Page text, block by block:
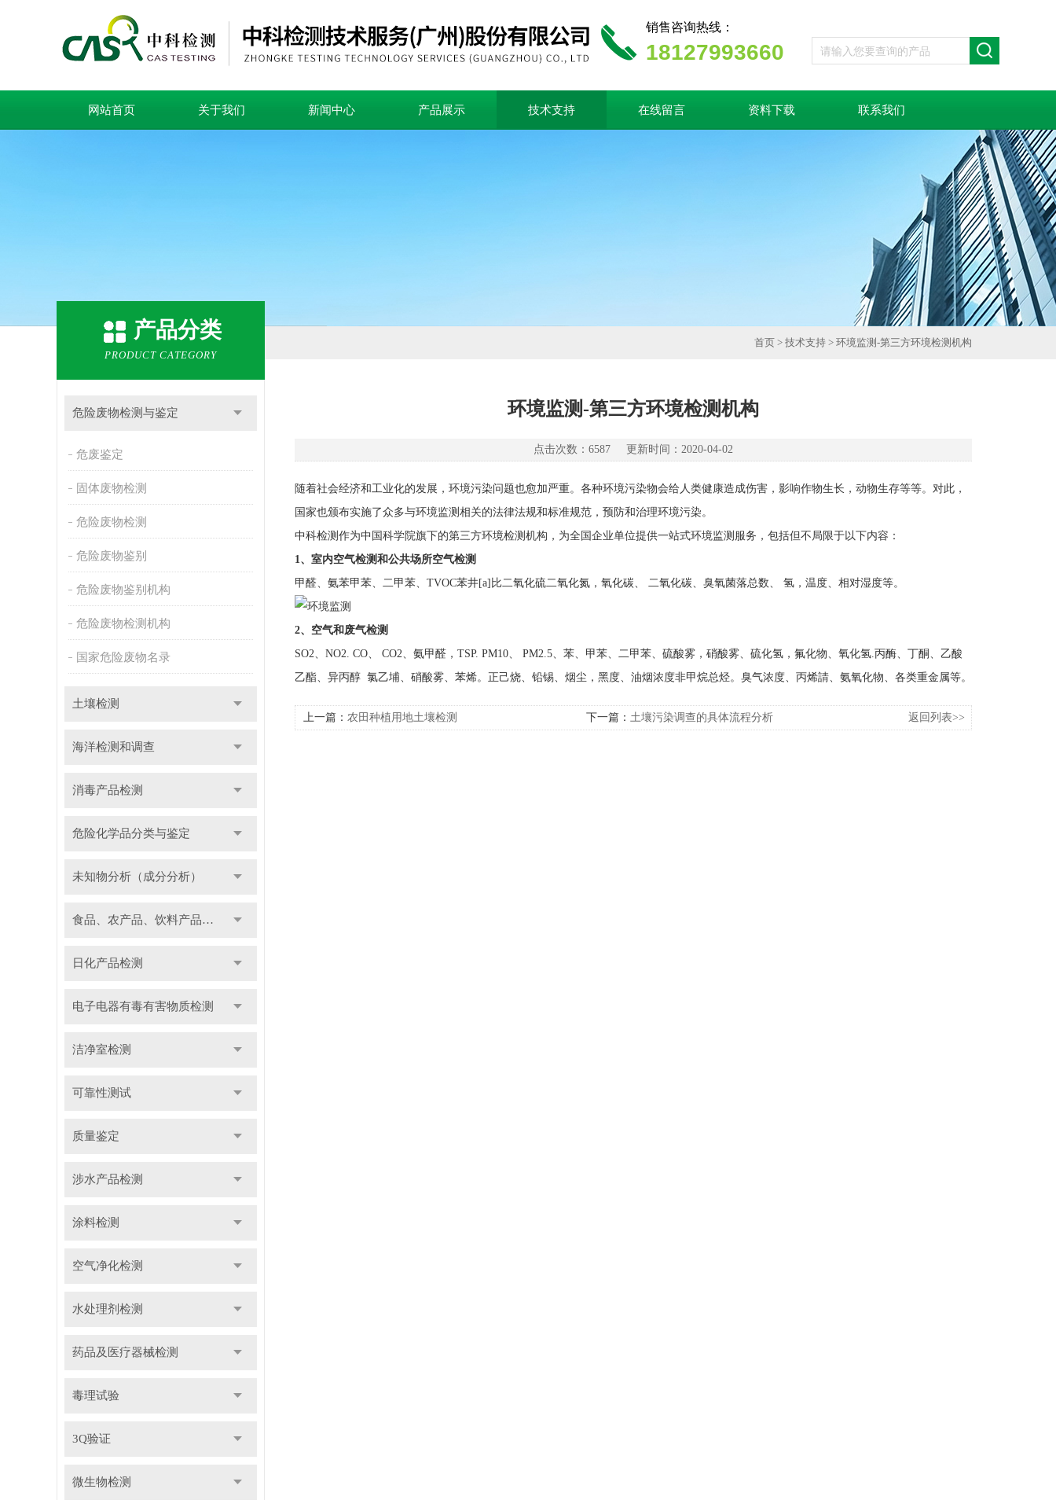
销售咨询热线：
18127993660
网站首页 关于我们 新闻中心 产品展示 技术支持 在线留言 资料下载 联系我们
产品分类
PRODUCT CATEGORY
危险废物检测与鉴定
危废鉴定
固体废物检测
危险废物检测
危险废物鉴别
危险废物鉴别机构
危险废物检测机构
国家危险废物名录
土壤检测
海洋检测和调查
消毒产品检测
危险化学品分类与鉴定
未知物分析（成分分析）
食品、农产品、饮料产品检测
日化产品检测
电子电器有毒有害物质检测
洁净室检测
可靠性测试
质量鉴定
涉水产品检测
涂料检测
空气净化检测
水处理剂检测
药品及医疗器械检测
毒理试验
3Q验证
微生物检测
首页 > 技术支持 > 环境监测-第三方环境检测机构
环境监测-第三方环境检测机构
点击次数：6587 更新时间：2020-04-02
随着社会经济和工业化的发展，环境污染问题也愈加严重。各种环境污染物会给人类健康造成伤害，影响作物生长，动物生存等等。对此，
国家也颁布实施了众多与环境监测相关的法律法规和标准规范，预防和治理环境污染。
中科检测作为中国科学院旗下的第三方环境检测机构，为全国企业单位提供一站式环境监测服务，包括但不局限于以下内容：
1、室内空气检测和公共场所空气检测
甲醛、氨苯甲苯、二甲苯、TVOC苯井[a]比二氧化硫二氧化氮，氧化碳、 二氧化碳、臭氧菌落总数、 氢，温度、相对湿度等。
2、空气和废气检测
SO2、NO2. CO、 CO2、氨甲醛，TSP. PM10、 PM2.5、苯、甲苯、二甲苯、硫酸雾，硝酸雾、硫化氢，氟化物、氧化氢.丙酶、丁酮、乙酸
乙酯、异丙醇 氯乙埔、硝酸雾、苯烯。正己烧、铅锡、烟尘，黑度、油烟浓度非甲烷总烃。臭气浓度、丙烯請、氨氧化物、各类重金属等。
上一篇： 农田种植用地土壤检测 下一篇： 土壤污染调查的具体流程分析 返回列表>>